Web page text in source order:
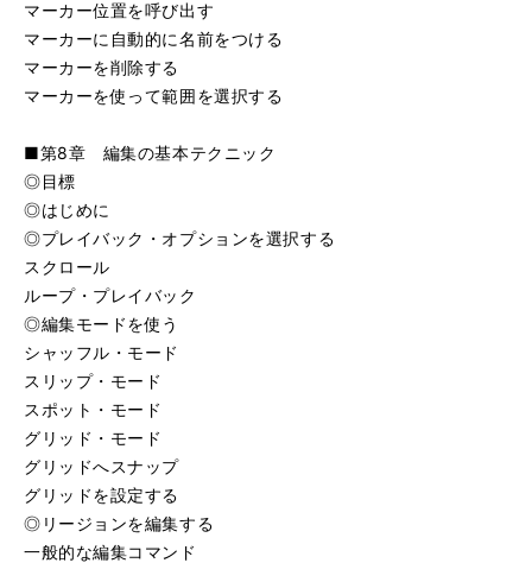
マーカー位置を呼び出す
マーカーに自動的に名前をつける
マーカーを削除する
マーカーを使って範囲を選択する
■第8章 編集の基本テクニック
◎目標
◎はじめに
◎プレイバック・オプションを選択する
スクロール
ループ・プレイバック
◎編集モードを使う
シャッフル・モード
スリップ・モード
スポット・モード
グリッド・モード
グリッドへスナップ
グリッドを設定する
◎リージョンを編集する
一般的な編集コマンド